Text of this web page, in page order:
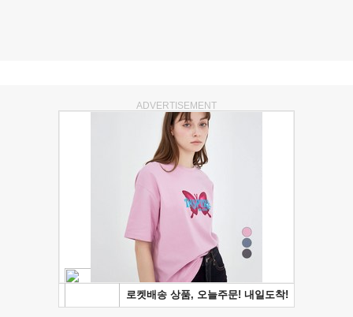
ADVERTISEMENT